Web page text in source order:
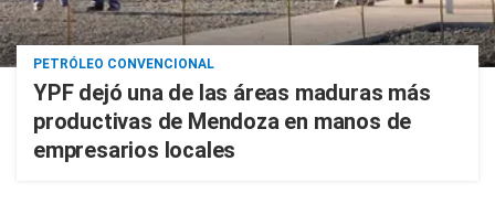
PETRÓLEO CONVENCIONAL
YPF dejó una de las áreas maduras más
productivas de Mendoza en manos de
empresarios locales